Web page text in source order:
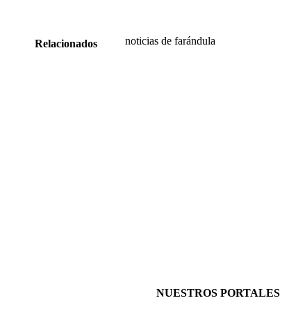
Relacionados noticias de farándula
NUESTROS PORTALES